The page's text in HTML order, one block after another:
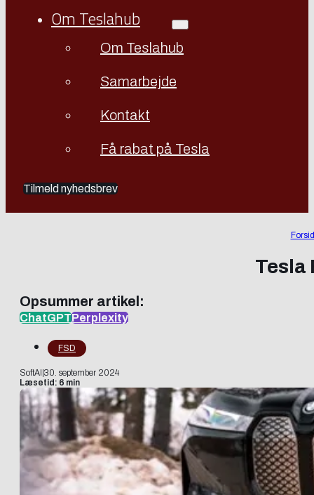
Om Teslahub
Om Teslahub
Samarbejde
Kontakt
Få rabat på Tesla
Tilmeld nyhedsbrev
Tesla
Opsummer artikel:
ChatGPTPerplexity
FSD
SoftAI 30. september 2024
Læsetid: 6 min